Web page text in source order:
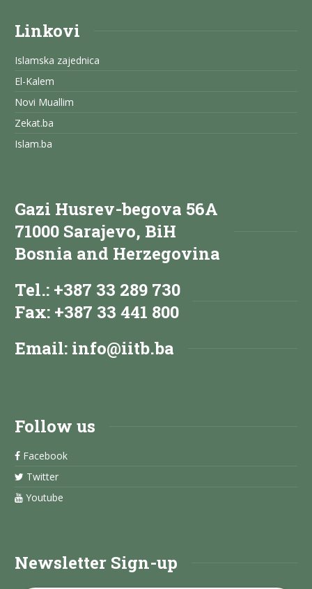
Linkovi
Islamska zajednica
El-Kalem
Novi Muallim
Zekat.ba
Islam.ba
Gazi Husrev-begova 56A
71000 Sarajevo, BiH
Bosnia and Herzegovina
Tel.: +387 33 289 730
Fax: +387 33 441 800
Email: info@iitb.ba
Follow us
Facebook
Twitter
Youtube
Newsletter Sign-up